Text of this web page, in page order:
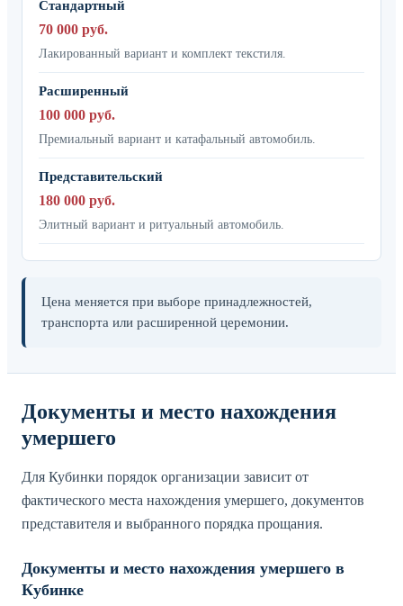
Стандартный
70 000 руб.
Лакированный вариант и комплект текстиля.
Расширенный
100 000 руб.
Премиальный вариант и катафальный автомобиль.
Представительский
180 000 руб.
Элитный вариант и ритуальный автомобиль.
Цена меняется при выборе принадлежностей,
транспорта или расширенной церемонии.
Документы и место нахождения
умершего
Для Кубинки порядок организации зависит от
фактического места нахождения умершего, документов
представителя и выбранного порядка прощания.
Документы и место нахождения умершего в
Кубинке